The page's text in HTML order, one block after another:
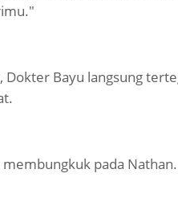
Bayu langsung
pada